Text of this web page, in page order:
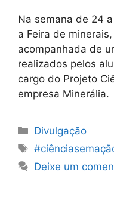
Na semana de 24
a Feira de
acompanhada de
realizados pelos
cargo do Projeto
empresa Minerália.
Categorias
Divulgação
Etiquetas
Deixe um